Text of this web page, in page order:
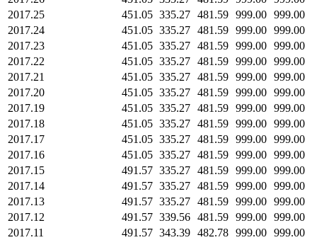
2017.25
451.05 335.27 481.59 999.00 999.00
2017.24
451.05 335.27 481.59 999.00 999.00
2017.23
451.05 335.27 481.59 999.00 999.00
2017.22
451.05 335.27 481.59 999.00 999.00
2017.21
451.05 335.27 481.59 999.00 999.00
2017.20
451.05 335.27 481.59 999.00 999.00
2017.19
451.05 335.27 481.59 999.00 999.00
2017.18
451.05 335.27 481.59 999.00 999.00
2017.17
451.05 335.27 481.59 999.00 999.00
2017.16
451.05 335.27 481.59 999.00 999.00
2017.15
491.57 335.27 481.59 999.00 999.00
2017.14
491.57 335.27 481.59 999.00 999.00
2017.13
491.57 335.27 481.59 999.00 999.00
2017.12
491.57 339.56 481.59 999.00 999.00
2017.11
491.57 343.39 482.78 999.00 999.00